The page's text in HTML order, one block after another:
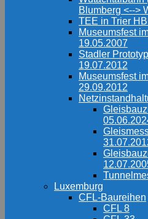
Blumberg <-->
TEE in Trier
Museumsfest
19.05.2007
Stadler
19.07.2012
Museumsfest
29.09.2012
Luxemburg
CFL-Baureihen
CFL 8